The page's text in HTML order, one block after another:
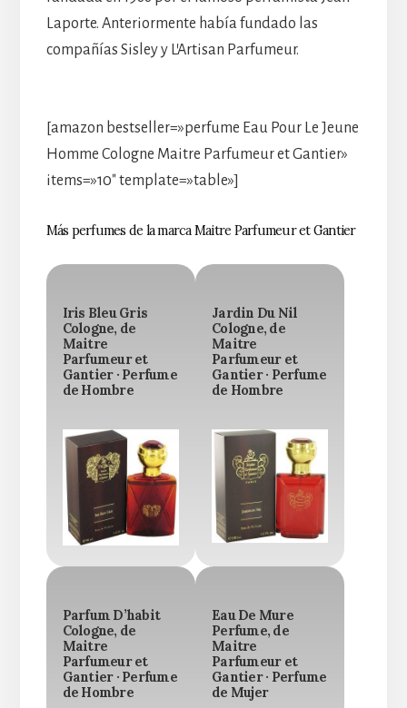
Laporte. Anteriormente había fundado las
compañías Sisley y L’Artisan Parfumeur.
[amazon bestseller=»perfume Eau Pour Le Jeune
Homme Cologne Maitre Parfumeur et Gantier»
items=»10″ template=»table»]
Más perfumes de la marca Maitre Parfumeur et Gantier
Iris Bleu Gris
Cologne, de
Maitre
Parfumeur et
Gantier · Perfume
de Hombre
Jardin Du Nil
Cologne, de
Maitre
Parfumeur et
Gantier · Perfume
de Hombre
Parfum D’habit
Cologne, de
Maitre
Parfumeur et
Gantier · Perfume
de Hombre
Eau De Mure
Perfume, de
Maitre
Parfumeur et
Gantier · Perfume
de Mujer